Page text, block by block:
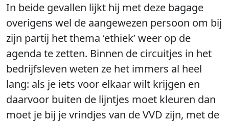
In beide gevallen lijkt hij met deze bagage
overigens wel de aangewezen persoon om bij
zijn partij het thema ‘ethiek’ weer op de
agenda te zetten. Binnen de circuitjes in het
bedrijfsleven weten ze het immers al heel
lang: als je iets voor elkaar wilt krijgen en
daarvoor buiten de lijntjes moet kleuren dan
moet je bij je vrindjes van de VVD zijn, met de